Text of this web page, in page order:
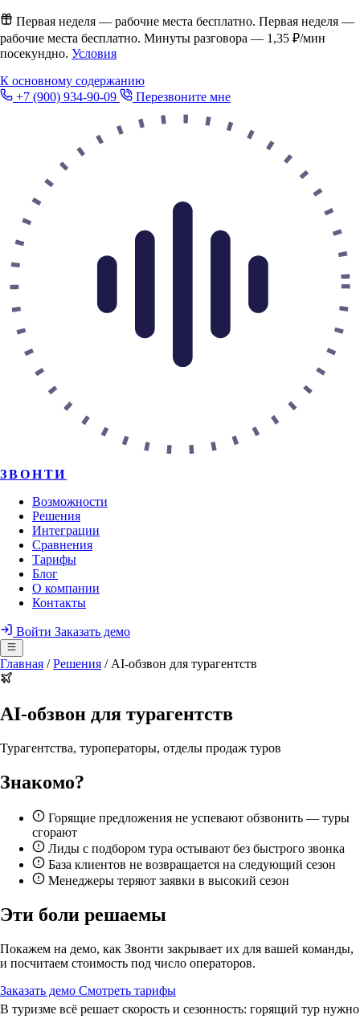
Первая неделя — рабочие места бесплатно. Первая неделя —
рабочие места бесплатно. Минуты разговора — 1,35 ₽/мин
посекундно. Условия
К основному содержанию
+7 (900) 934-90-09
Перезвоните мне
ЗВОНТИ
Возможности
Решения
Интеграции
Сравнения
Тарифы
Блог
О компании
Контакты
Войти Заказать демо
Главная / Решения / AI-обзвон для турагентств
AI-обзвон для турагентств
Турагентства, туроператоры, отделы продаж туров
Знакомо?
Горящие предложения не успевают обзвонить — туры
сгорают
Лиды с подбором тура остывают без быстрого звонка
База клиентов не возвращается на следующий сезон
Менеджеры теряют заявки в высокий сезон
Эти боли решаемы
Покажем на демо, как Звонти закрывает их для вашей команды,
и посчитаем стоимость под число операторов.
Заказать демо Смотреть тарифы
В туризме всё решает скорость и сезонность: горящий тур нужно